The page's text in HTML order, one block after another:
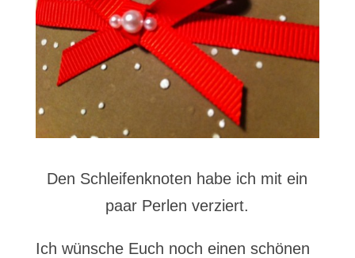
Den Schleifenknoten habe ich mit ein
paar Perlen verziert.
Ich wünsche Euch noch einen schönen